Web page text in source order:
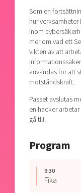
Som en
hur
inom
mer om vad ett
vikten av att
användas för att
motståndskraft.
Passet avslutas
en hacker
gå till.
Program
9:30
Fika